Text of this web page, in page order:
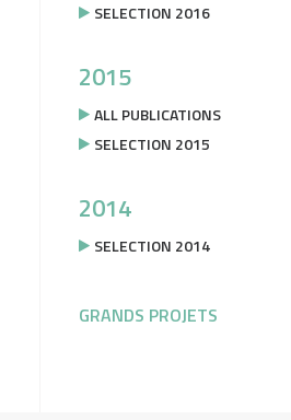
SELECTION 2016
2015
ALL PUBLICATIONS
SELECTION 2015
2014
SELECTION 2014
GRANDS PROJETS